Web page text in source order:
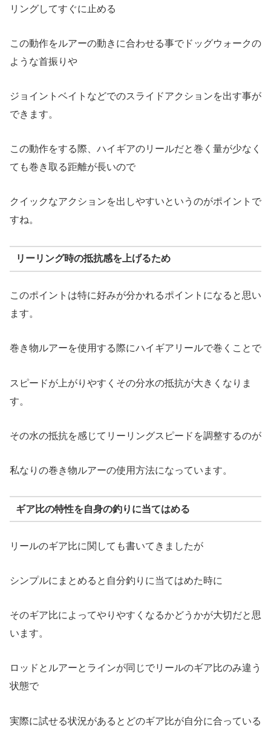
リングしてすぐに止める
この動作をルアーの動きに合わせる事でドッグウォークの
ような首振りや
ジョイントベイトなどでのスライドアクションを出す事が
できます。
この動作をする際、ハイギアのリールだと巻く量が少なく
ても巻き取る距離が長いので
クイックなアクションを出しやすいというのがポイントで
すね。
リーリング時の抵抗感を上げるため
このポイントは特に好みが分かれるポイントになると思い
ます。
巻き物ルアーを使用する際にハイギアリールで巻くことで
スピードが上がりやすくその分水の抵抗が大きくなりま
す。
その水の抵抗を感じてリーリングスピードを調整するのが
私なりの巻き物ルアーの使用方法になっています。
ギア比の特性を自身の釣りに当てはめる
リールのギア比に関しても書いてきましたが
シンプルにまとめると自分釣りに当てはめた時に
そのギア比によってやりやすくなるかどうかが大切だと思
います。
ロッドとルアーとラインが同じでリールのギア比のみ違う
状態で
実際に試せる状況があるとどのギア比が自分に合っている